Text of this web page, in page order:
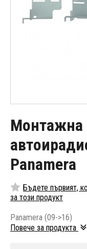
Монтажна
Panamera
Бъдете първият,
за този продукт
Panamera (09->16)
Повече за продукта